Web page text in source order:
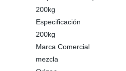
200kg
Especificación
200kg
Marca Comercial
mezcla